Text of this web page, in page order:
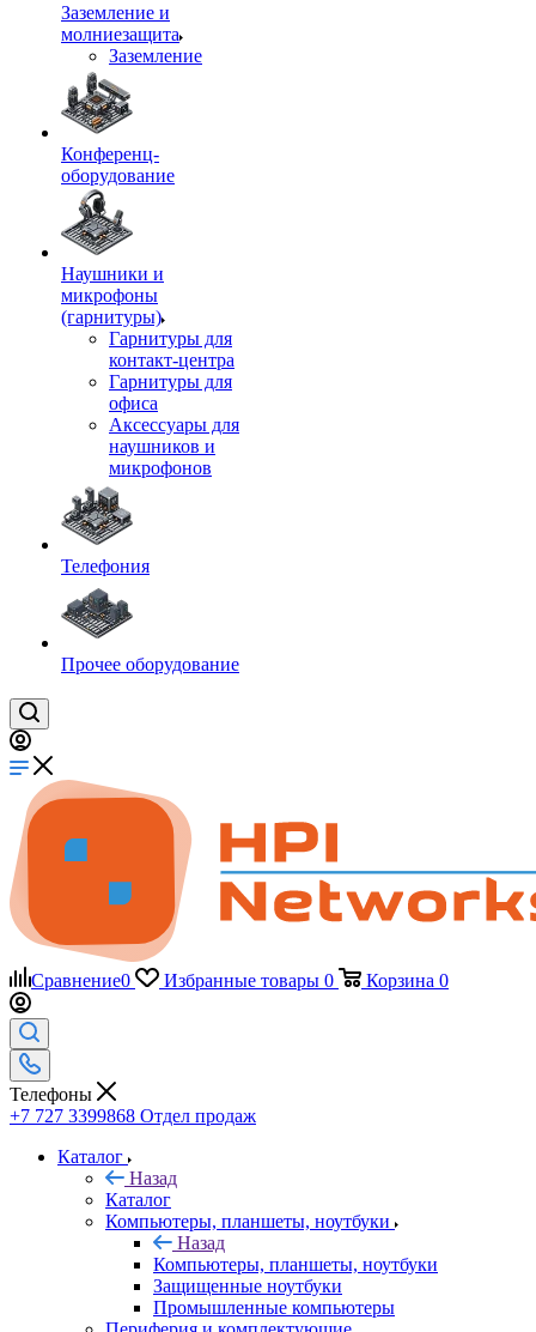
Заземление и
молниезащита
Заземление
Конференц-
оборудование
Наушники и
микрофоны
(гарнитуры)
Гарнитуры для
контакт-центра
Гарнитуры для
офиса
Аксессуары для
наушников и
микрофонов
Телефония
Прочее оборудование
Сравнение0 Избранные товары 0 Корзина 0
Телефоны
+7 727 3399868 Отдел продаж
Каталог
Назад
Каталог
Компьютеры, планшеты, ноутбуки
Назад
Компьютеры, планшеты, ноутбуки
Защищенные ноутбуки
Промышленные компьютеры